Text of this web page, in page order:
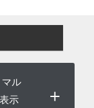
ル
示